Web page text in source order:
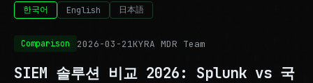
한국어 English 日本語
Comparison 2026-03-21KYRA MDR Team
SIEM 솔루션 비교 2026: Splunk vs 국